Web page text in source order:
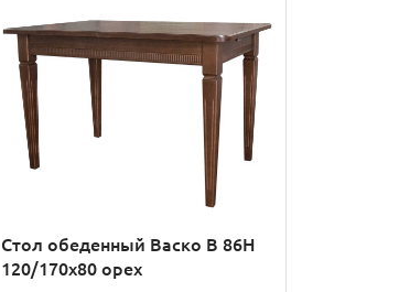
Стол обеденный Васко В 86Н
120/170х80 орех